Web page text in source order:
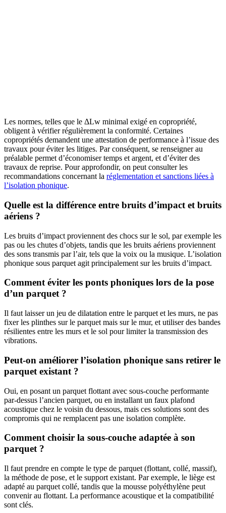
Les normes, telles que le ΔLw minimal exigé en copropriété,
obligent à vérifier régulièrement la conformité. Certaines
copropriétés demandent une attestation de performance à l’issue des
travaux pour éviter les litiges. Par conséquent, se renseigner au
préalable permet d’économiser temps et argent, et d’éviter des
travaux de reprise. Pour approfondir, on peut consulter les
recommandations concernant la réglementation et sanctions liées à
l’isolation phonique.
Quelle est la différence entre bruits d’impact et bruits
aériens ?
Les bruits d’impact proviennent des chocs sur le sol, par exemple les
pas ou les chutes d’objets, tandis que les bruits aériens proviennent
des sons transmis par l’air, tels que la voix ou la musique. L’isolation
phonique sous parquet agit principalement sur les bruits d’impact.
Comment éviter les ponts phoniques lors de la pose
d’un parquet ?
Il faut laisser un jeu de dilatation entre le parquet et les murs, ne pas
fixer les plinthes sur le parquet mais sur le mur, et utiliser des bandes
résilientes entre les murs et le sol pour limiter la transmission des
vibrations.
Peut-on améliorer l’isolation phonique sans retirer le
parquet existant ?
Oui, en posant un parquet flottant avec sous-couche performante
par-dessus l’ancien parquet, ou en installant un faux plafond
acoustique chez le voisin du dessous, mais ces solutions sont des
compromis qui ne remplacent pas une isolation complète.
Comment choisir la sous-couche adaptée à son
parquet ?
Il faut prendre en compte le type de parquet (flottant, collé, massif),
la méthode de pose, et le support existant. Par exemple, le liège est
adapté au parquet collé, tandis que la mousse polyéthylène peut
convenir au flottant. La performance acoustique et la compatibilité
sont clés.